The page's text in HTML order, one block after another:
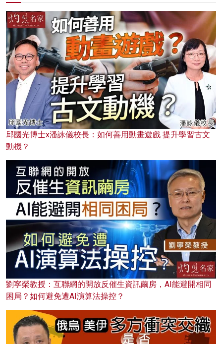
邱國光博士x潘詠儀校長：如何善用動畫遊戲 提升學習古文
動機？
劉寧榮教授：互聯網的開放反催生資訊繭房，AI能避開相同
困局？如何避免遭AI演算法操控？